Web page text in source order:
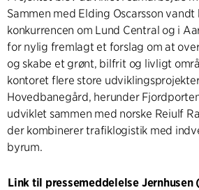
Sammen med Elding Oscarsson
konkurrencen om Lund Central og i
for nylig fremlagt et forslag om at
og skabe et grønt, bilfrit og livligt
kontoret flere store
Hovedbanegård, herunder
udviklet sammen med norske Reiulf
der kombinerer trafiklogistik med
byrum.
Link til pressemeddelelse Jernhusen